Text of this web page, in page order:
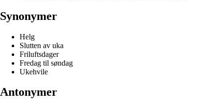
Synonymer
Helg
Slutten av uka
Friluftsdager
Fredag til søndag
Ukehvile
Antonymer